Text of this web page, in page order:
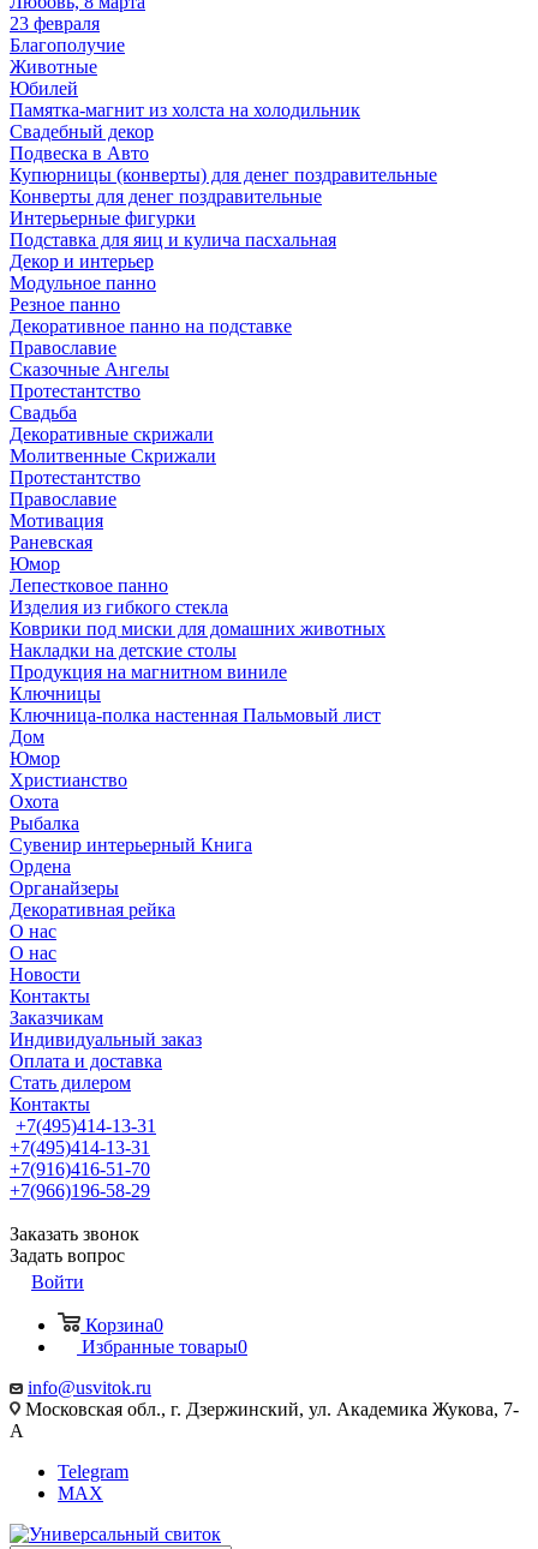
23 февраля
Благополучие
Животные
Юбилей
Памятка-магнит из холста на холодильник
Свадебный декор
Подвеска в Авто
Купюрницы (конверты) для денег поздравительные
Конверты для денег поздравительные
Интерьерные фигурки
Подставка для яиц и кулича пасхальная
Декор и интерьер
Модульное панно
Резное панно
Декоративное панно на подставке
Православие
Сказочные Ангелы
Протестантство
Свадьба
Декоративные скрижали
Молитвенные Скрижали
Протестантство
Православие
Мотивация
Раневская
Юмор
Лепестковое панно
Изделия из гибкого стекла
Коврики под миски для домашних животных
Накладки на детские столы
Продукция на магнитном виниле
Ключницы
Ключница-полка настенная Пальмовый лист
Дом
Юмор
Христианство
Охота
Рыбалка
Сувенир интерьерный Книга
Ордена
Органайзеры
Декоративная рейка
О нас
О нас
Новости
Контакты
Заказчикам
Индивидуальный заказ
Оплата и доставка
Стать дилером
Контакты
+7(495)414-13-31
+7(495)414-13-31
+7(916)416-51-70
+7(966)196-58-29
Заказать звонок
Задать вопрос
Войти
Корзина0
Избранные товары0
info@usvitok.ru
Московская обл., г. Дзержинский, ул. Академика Жукова, 7-
А
Telegram
MAX